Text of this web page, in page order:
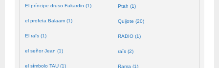
El príncipe druso Fakardin (1)
el profeta Balaam (1)
El raïs (1)
el señor Jean (1)
el símbolo TAU (1)
Ptah (1)
Quijote (20)
RADIO (1)
raïs (2)
Rama (1)